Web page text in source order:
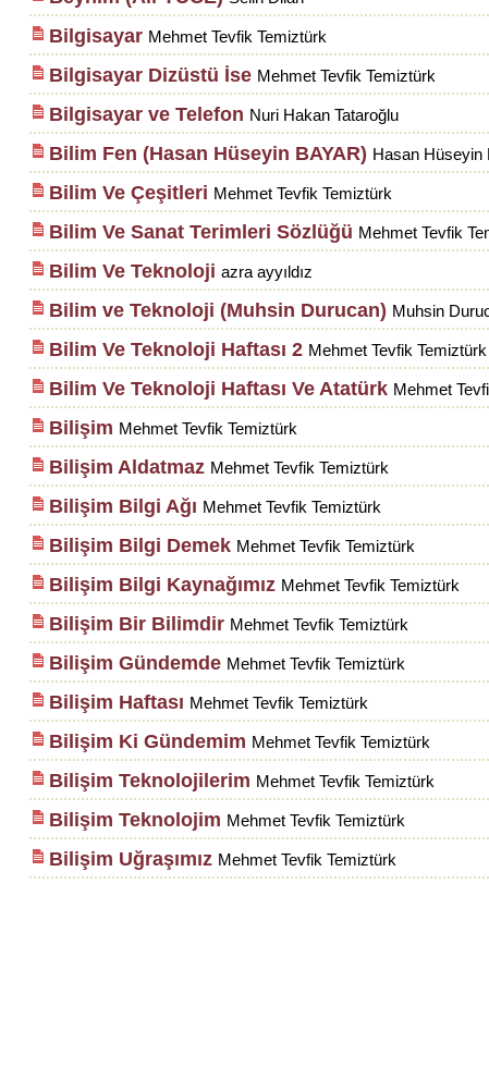
Bilgisayar Mehmet Tevfik Temiztürk
Bilgisayar Dizüstü İse Mehmet Tevfik Temiztürk
Bilgisayar ve Telefon Nuri Hakan Tataroğlu
Bilim Fen (Hasan Hüseyin BAYAR) Hasan Hüseyin
Bilim Ve Çeşitleri Mehmet Tevfik Temiztürk
Bilim Ve Sanat Terimleri Sözlüğü Mehmet Tevfik
Bilim Ve Teknoloji azra ayyıldız
Bilim ve Teknoloji (Muhsin Durucan) Muhsin
Bilim Ve Teknoloji Haftası 2 Mehmet Tevfik Temiztürk
Bilim Ve Teknoloji Haftası Ve Atatürk Mehmet
Bilişim Mehmet Tevfik Temiztürk
Bilişim Aldatmaz Mehmet Tevfik Temiztürk
Bilişim Bilgi Ağı Mehmet Tevfik Temiztürk
Bilişim Bilgi Demek Mehmet Tevfik Temiztürk
Bilişim Bilgi Kaynağımız Mehmet Tevfik Temiztürk
Bilişim Bir Bilimdir Mehmet Tevfik Temiztürk
Bilişim Gündemde Mehmet Tevfik Temiztürk
Bilişim Haftası Mehmet Tevfik Temiztürk
Bilişim Ki Gündemim Mehmet Tevfik Temiztürk
Bilişim Teknolojilerim Mehmet Tevfik Temiztürk
Bilişim Teknolojim Mehmet Tevfik Temiztürk
Bilişim Uğraşımız Mehmet Tevfik Temiztürk